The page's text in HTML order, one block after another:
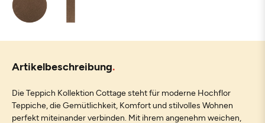
Artikelbeschreibung
Die Teppich Kollektion Cottage steht für moderne Hochflor
Teppiche, die Gemütlichkeit, Komfort und stilvolles Wohnen
perfekt miteinander verbinden. Mit ihrem angenehm weichen,